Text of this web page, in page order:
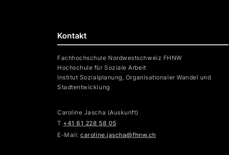
Kontakt
Fachhochschule Nordwestschweiz FHNW
Hochschule für Soziale Arbeit
Institut Sozialplanung, Organisationaler Wandel und
Stadtentwicklung
Caroline Jascha (Auskunft)
T +41 61 228 58 05
E-Mail:caroline.jascha@fhnw.ch